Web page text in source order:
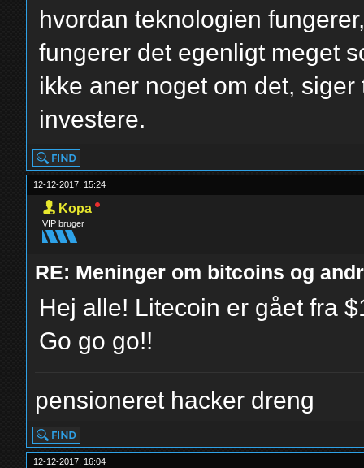
hvordan teknologien
fungerer det egenligt meget
ikke aner noget om det,
investere.
12-12-2017, 15:24
Kopa
VIP bruger
RE: Meninger om bitcoins og
Hej alle! Litecoin er gået fra
Go go go!!
pensioneret hacker dreng
12-12-2017, 16:04